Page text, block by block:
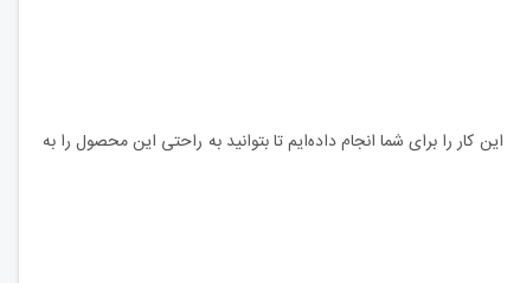
این کار را برای شما انجام داده‌ایم تا بتوانید به راحتی این محصول را به